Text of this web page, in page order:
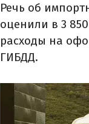
Речь об
оценили в 3
расходы на
ГИБДД.